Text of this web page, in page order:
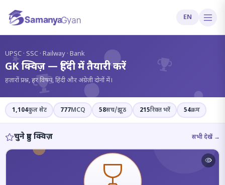
EN
?
UPSC · SSC · Railway · Bank
GK क्विज़ — हिंदी में तैयारी करें
हज़ारों प्रश्न, हर विषय, हिंदी और अंग्रेज़ी दोनों में।
1,104कुल सेट 777MCQ 58सच/झूठ 215रिक्त भरें 54क्रम
चुने हुए क्विज़ सभी देखें →